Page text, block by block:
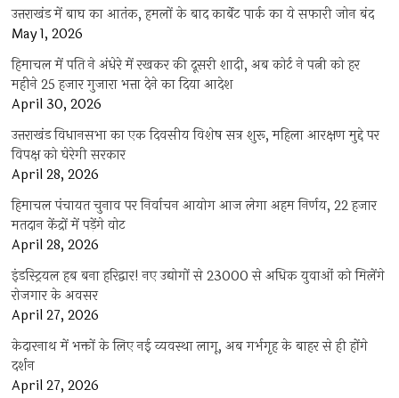
उत्तराखंड में बाघ का आतंक, हमलों के बाद कार्बेट पार्क का ये सफारी जोन बंद
May 1, 2026
हिमाचल में पति ने अंधेरे में रखकर की दूसरी शादी, अब कोर्ट ने पत्नी को हर
महीने 25 हजार गुजारा भत्ता देने का दिया आदेश
April 30, 2026
उत्तराखंड विधानसभा का एक दिवसीय विशेष सत्र शुरू, महिला आरक्षण मुद्दे पर
विपक्ष को घेरेगी सरकार
April 28, 2026
हिमाचल पंचायत चुनाव पर निर्वाचन आयोग आज लेगा अहम निर्णय, 22 हजार
मतदान केंद्रों में पड़ेंगे वोट
April 28, 2026
इंडस्ट्रियल हब बना हरिद्वार! नए उद्योगों से 23000 से अधिक युवाओं को मिलेंगे
रोजगार के अवसर
April 27, 2026
केदारनाथ में भक्तों के लिए नई व्यवस्था लागू, अब गर्भगृह के बाहर से ही होंगे
दर्शन
April 27, 2026